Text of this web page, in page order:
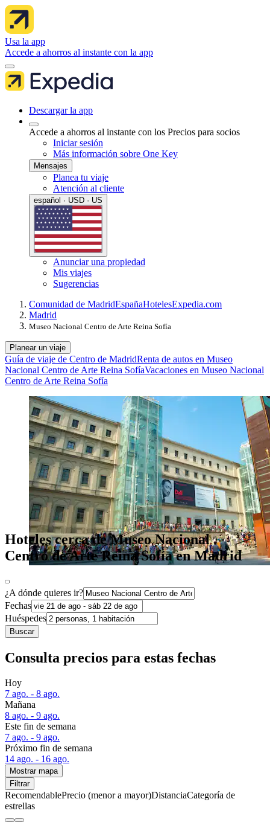
Usa la app
Accede a ahorros al instante con la app
Descargar la app
Accede a ahorros al instante con los Precios para socios
Iniciar sesión
Más información sobre One Key
Mensajes
Planea tu viaje
Atención al cliente
español · USD · US
Anunciar una propiedad
Mis viajes
Sugerencias
Comunidad de MadridEspañaHotelesExpedia.com
Madrid
Museo Nacional Centro de Arte Reina Sofía
Planear un viaje
Guía de viaje de Centro de MadridRenta de autos en Museo
Nacional Centro de Arte Reina SofíaVacaciones en Museo Nacional
Centro de Arte Reina Sofía
Hoteles cerca de Museo Nacional
Centro de Arte Reina Sofía en Madrid
¿A dónde quieres ir?
Fechas
Huéspedes
Buscar
Consulta precios para estas fechas
Hoy
7 ago. - 8 ago.
Mañana
8 ago. - 9 ago.
Este fin de semana
7 ago. - 9 ago.
Próximo fin de semana
14 ago. - 16 ago.
Mostrar mapa
Filtrar
RecomendablePrecio (menor a mayor)DistanciaCategoría de
estrellas